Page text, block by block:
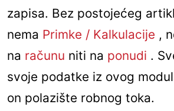
zapisa. Bez postojećeg
nema Primke / Kalkulacije ,
na računu niti na ponudi .
svoje podatke iz ovog
on polazište robnog toka.